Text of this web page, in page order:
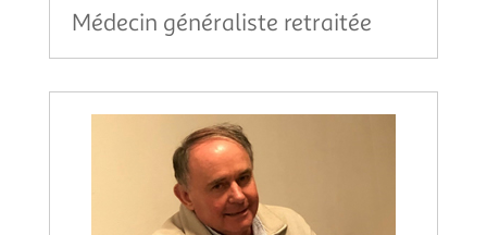
Médecin généraliste retraitée